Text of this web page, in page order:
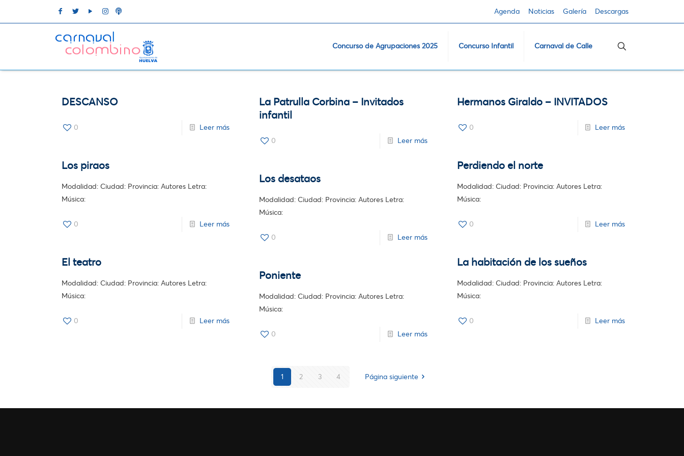
Agenda Noticias Galería Descargas
Concurso de Agrupaciones 2025 Concurso Infantil Carnaval de Calle
DESCANSO
0 Leer más
La Patrulla Corbina – Invitados
infantil
0 Leer más
Hermanos Giraldo – INVITADOS
0 Leer más
Los piraos
Modalidad: Ciudad: Provincia: Autores Letra:
Música:
0 Leer más
Perdiendo el norte
Modalidad: Ciudad: Provincia: Autores Letra:
Música:
0 Leer más
Los desataos
Modalidad: Ciudad: Provincia: Autores Letra:
Música:
0 Leer más
El teatro
Modalidad: Ciudad: Provincia: Autores Letra:
Música:
0 Leer más
La habitación de los sueños
Modalidad: Ciudad: Provincia: Autores Letra:
Música:
0 Leer más
Poniente
Modalidad: Ciudad: Provincia: Autores Letra:
Música:
0 Leer más
1 2 3 4 Página siguiente